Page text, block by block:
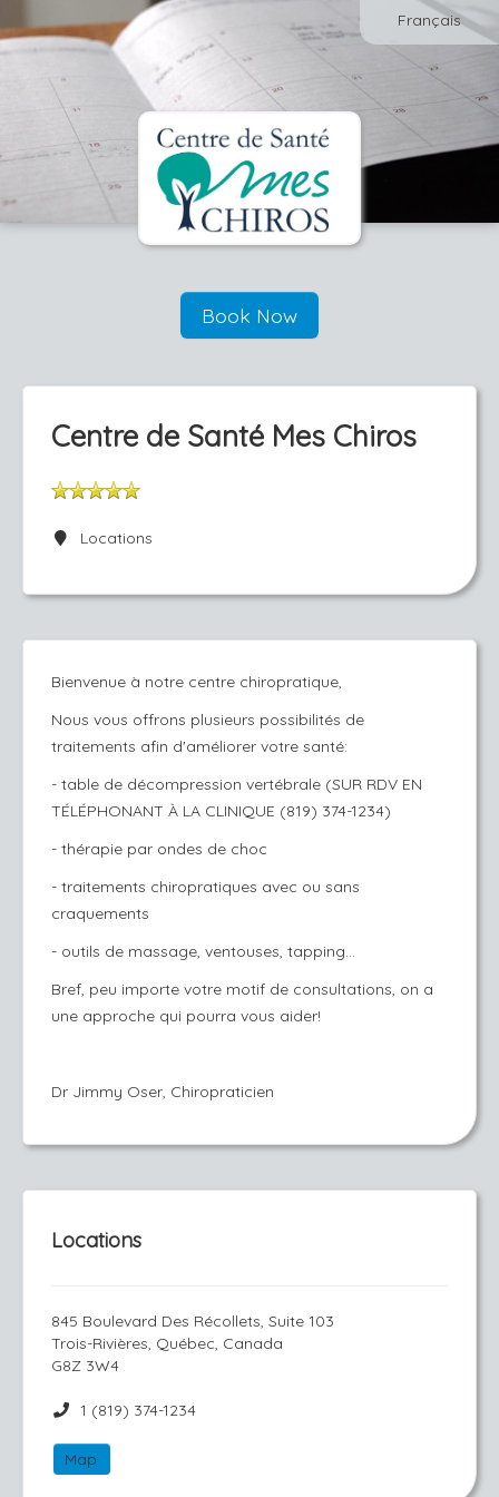
Français
Book Now
Centre de Santé Mes Chiros
Locations
Bienvenue à notre centre chiropratique,
Nous vous offrons plusieurs possibilités de
traitements afin d'améliorer votre santé:
- table de décompression vertébrale (SUR RDV EN
TÉLÉPHONANT À LA CLINIQUE (819) 374-1234)
- thérapie par ondes de choc
- traitements chiropratiques avec ou sans
craquements
- outils de massage, ventouses, tapping...
Bref, peu importe votre motif de consultations, on a
une approche qui pourra vous aider!
Dr Jimmy Oser, Chiropraticien
Locations
845 Boulevard Des Récollets, Suite 103
Trois-Rivières, Québec, Canada
G8Z 3W4
1 (819) 374-1234
Map